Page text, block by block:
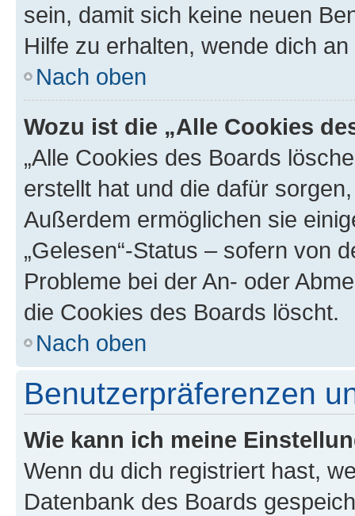
sein, damit sich keine neuen
Hilfe zu erhalten, wende dich
Nach oben
Wozu ist die „Alle Cookies
„Alle Cookies des Boards
erstellt hat und die dafür
Außerdem ermöglichen sie
„Gelesen“-Status – sofern von
Probleme bei der An- oder
die Cookies des Boards löscht.
Nach oben
Benutzerpräferenzen
Wie kann ich meine
Wenn du dich registriert hast,
Datenbank des Boards